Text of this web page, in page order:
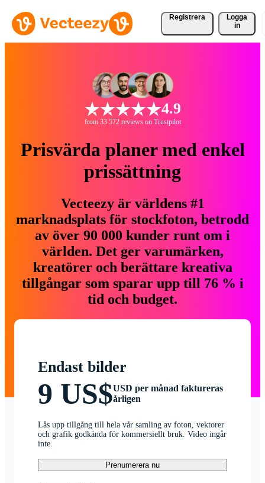
Registrera
Logga
in
4.9
from 33 572 reviews on Trustpilot
Prisvärda planer med enkel
prissättning
Vecteezy är världens #1
marknadsplats för stockfoton, betrodd
av över 90 000 kunder runt om i
världen. Det ger varumärken,
kreatörer och berättare kreativa
tillgångar som sparar upp till 76 % i
tid och budget.
Endast bilder
9 US$USD per månad faktureras
årligen
Lås upp tillgång till hela vår samling av foton, vektorer
och grafik godkända för kommersiellt bruk. Video ingår
inte.
Prenumerera nu